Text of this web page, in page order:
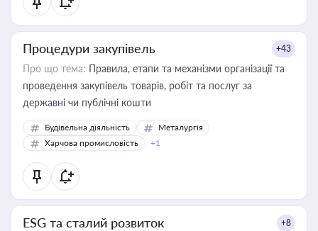
Процедури закупівель +43
Про що тема: Правила, етапи та механізми організації та
проведення закупівель товарів, робіт та послуг за
державні чи публічні кошти
Будівельна діяльність
Металургія
Харчова промисловість
+1
ESG та сталий розвиток +8